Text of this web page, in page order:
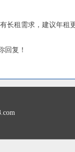
长租需求，建议年租
回复！